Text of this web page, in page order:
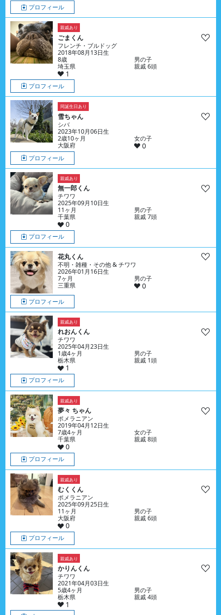
プロフィール
親戚あり
ごまくん
フレンチ・ブルドッグ
2018年08月13日生
8歳
男の子
埼玉県
親戚 6頭
1
プロフィール
同誕生日あり
雪ちゃん
シバ
2023年10月06日生
2歳10ヶ月
女の子
大阪府
0
プロフィール
親戚あり
無一郎くん
チワワ
2025年09月10日生
11ヶ月
男の子
千葉県
親戚 7頭
0
プロフィール
花丸くん
不明・雑種・その他 & チワワ
2026年01月16日生
7ヶ月
男の子
三重県
0
プロフィール
親戚あり
れおんくん
チワワ
2025年04月23日生
1歳4ヶ月
男の子
栃木県
親戚 1頭
1
プロフィール
親戚あり
夢々 ちゃん
ポメラニアン
2019年04月12日生
7歳4ヶ月
女の子
千葉県
親戚 8頭
0
プロフィール
親戚あり
むくくん
ポメラニアン
2025年09月25日生
11ヶ月
男の子
大阪府
親戚 6頭
0
プロフィール
親戚あり
かりんくん
チワワ
2021年04月03日生
5歳4ヶ月
男の子
栃木県
親戚 4頭
1